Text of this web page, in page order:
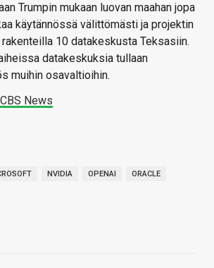
Trumpin mukaan luovan maahan jopa
käytännössä välittömästi ja projektin
10 datakeskusta Teksasiin.
datakeskuksia tullaan
muihin osavaltioihin.
CBS News
NVIDIA OPENAI ORACLE